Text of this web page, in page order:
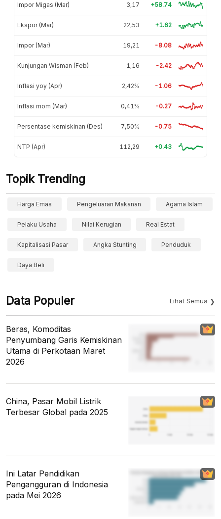
Impor Migas (Mar) 3,17 +58.74
Ekspor (Mar) 22,53 +1.62
Impor (Mar) 19,21 -8.08
Kunjungan Wisman (Feb) 1,16 -2.42
Inflasi yoy (Apr) 2,42% -1.06
Inflasi mom (Mar) 0,41% -0.27
Persentase kemiskinan (Des) 7,50% -0.75
NTP (Apr) 112,29 +0.43
Topik Trending
Harga Emas Pengeluaran Makanan Agama Islam
Pelaku Usaha Nilai Kerugian Real Estat
Kapitalisasi Pasar Angka Stunting Penduduk
Daya Beli
Data Populer Lihat Semua
Beras, Komoditas
Penyumbang Garis Kemiskinan
Utama di Perkotaan Maret
2026
China, Pasar Mobil Listrik
Terbesar Global pada 2025
Ini Latar Pendidikan
Pengangguran di Indonesia
pada Mei 2026